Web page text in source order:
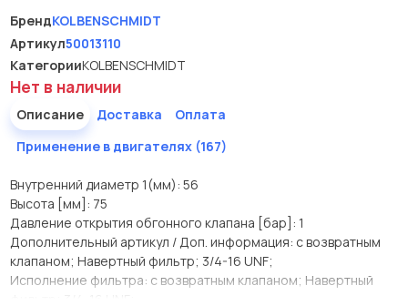
БрендKOLBENSCHMIDT
Артикул50013110
КатегорииKOLBENSCHMIDT
Нет в наличии
Описание Доставка
Оплата
Применение в двигателях (167)
Внутренний диаметр 1(мм): 56
Высота [мм]: 75
Давление открытия обгонного клапана [бар]: 1
Дополнительный артикул / Доп. информация: с возвратным
клапаном; Навертный фильтр; 3/4-16 UNF;
Исполнение фильтра: с возвратным клапаном; Навертный